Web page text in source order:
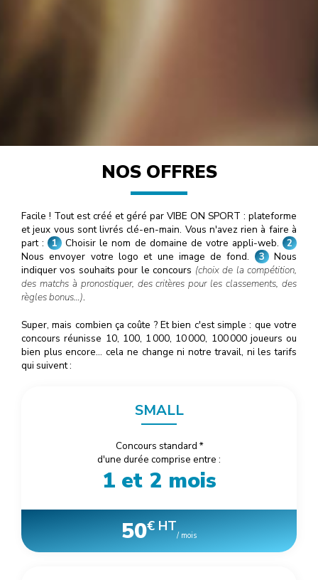
NOS OFFRES
Facile ! Tout est créé et géré par VIBE ON SPORT : plateforme
et jeux vous sont livrés clé-en-main. Vous n'avez rien à faire à
part : 1 Choisir le nom de domaine de votre appli-web. 2
Nous envoyer votre logo et une image de fond.
3 Nous
indiquer vos souhaits pour le concours (choix de la compétition,
des matchs à pronostiquer, des critères pour les classements, des
règles bonus…).
Super, mais combien ça coûte ? Et bien c'est simple : que votre
concours réunisse 10, 100, 1000, 10000, 100000joueurs ou
bien plus encore… cela ne change ni notre travail, ni les tarifs
qui suivent :
SMALL
Concours standard *
d'une durée comprise entre :
1 et 2 mois
50€ HT
/ mois